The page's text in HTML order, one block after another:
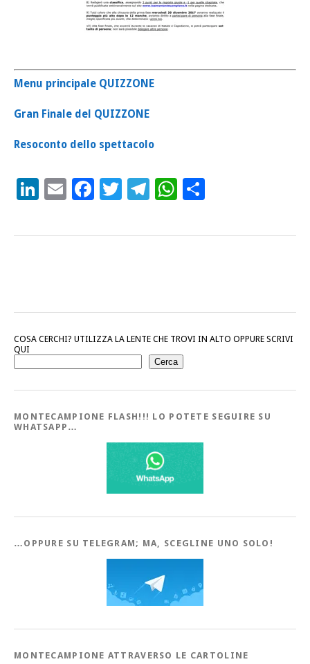
Menu principale QUIZZONE
Gran Finale del QUIZZONE
Resoconto dello spettacolo
LinkedIn
EmailFacebook
Twitter
Telegram
WhatsApp
COSA CERCHI? UTILIZZA LA LENTE CHE TROVI IN ALTO OPPURE SCRIVI
QUI
Cerca
MONTECAMPIONE FLASH!!! LO POTETE SEGUIRE SU
WHATSAPP…
…OPPURE SU TELEGRAM; MA, SCEGLINE UNO SOLO!
MONTECAMPIONE ATTRAVERSO LE CARTOLINE